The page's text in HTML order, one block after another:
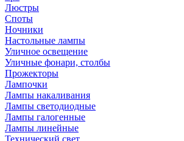
Люстры
Споты
Ночники
Настольные лампы
Уличное освещение
Уличные фонари, столбы
Прожекторы
Лампочки
Лампы накаливания
Лампы светодиодные
Лампы галогенные
Лампы линейные
Технический свет